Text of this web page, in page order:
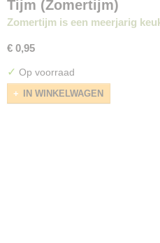
Tijm (Zomertijm)
Zomertijm is een meerjarig
€ 0,95
✓ Op voorraad
IN WINKELWAGEN